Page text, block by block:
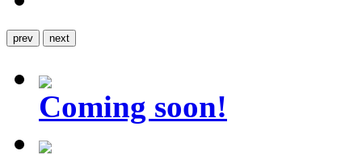
prev next
Coming soon!